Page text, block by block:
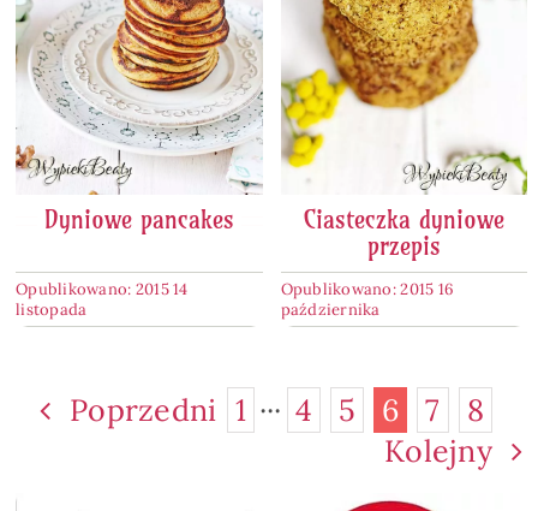
Dyniowe pancakes
Opublikowano: 2015 14
listopada
Ciasteczka dyniowe
przepis
Opublikowano: 2015 16
października
Poprzedni 1 ··· 4 5 6 7
8
Kolejny